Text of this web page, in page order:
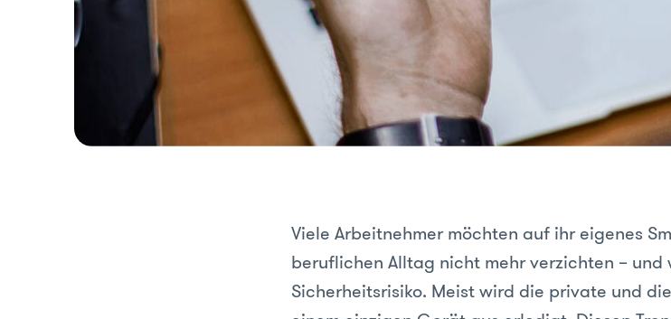
Viele Arbeitnehmer möchten auf ihr eigenes
beruflichen Alltag nicht mehr verzichten – und
Sicherheitsrisiko. Meist wird die private und